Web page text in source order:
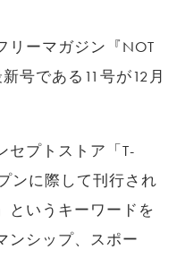
リーマガジン『NOT
号である11号が12月
セプトストア「T-
ンに際して刊行され
というキーワードを
ンシップ、スポー